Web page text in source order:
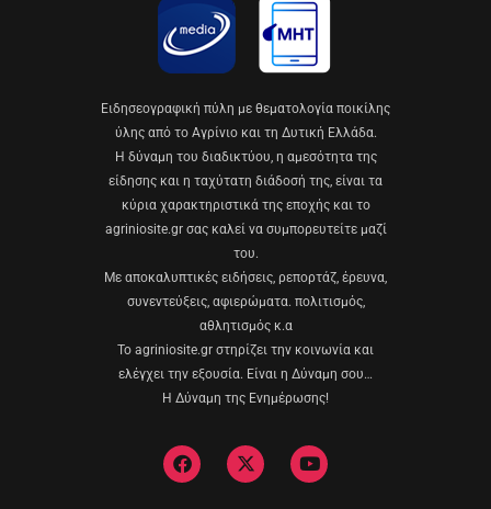
Eιδησεογραφική πύλη με θεματολογία ποικίλης
ύλης από το Αγρίνιο και τη Δυτική Ελλάδα.
Η δύναμη του διαδικτύου, η αμεσότητα της
είδησης και η ταχύτατη διάδοσή της, είναι τα
κύρια χαρακτηριστικά της εποχής και το
agriniosite.gr σας καλεί να συμπορευτείτε μαζί
του.
Με αποκαλυπτικές ειδήσεις, ρεπορτάζ, έρευνα,
συνεντεύξεις, αφιερώματα. πολιτισμός,
αθλητισμός κ.α
Το agriniosite.gr στηρίζει την κοινωνία και
ελέγχει την εξουσία. Είναι η Δύναμη σου…
Η Δύναμη της Ενημέρωσης!